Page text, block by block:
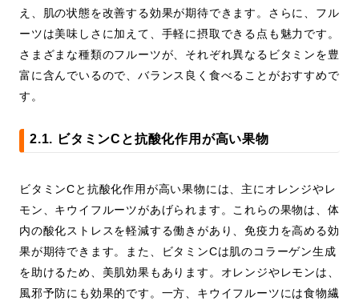
え、肌の状態を改善する効果が期待できます。さらに、フル
ーツは美味しさに加えて、手軽に摂取できる点も魅力です。
さまざまな種類のフルーツが、それぞれ異なるビタミンを豊
富に含んでいるので、バランス良く食べることがおすすめで
す。
2.1. ビタミンCと抗酸化作用が高い果物
ビタミンCと抗酸化作用が高い果物には、主にオレンジやレ
モン、キウイフルーツがあげられます。これらの果物は、体
内の酸化ストレスを軽減する働きがあり、免疫力を高める効
果が期待できます。また、ビタミンCは肌のコラーゲン生成
を助けるため、美肌効果もあります。オレンジやレモンは、
風邪予防にも効果的です。一方、キウイフルーツには食物繊